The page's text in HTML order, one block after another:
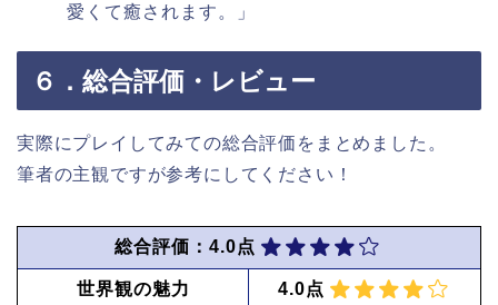
愛くて癒されます。」
６．総合評価・レビュー
実際にプレイしてみての総合評価をまとめました。
筆者の主観ですが参考にしてください！
総合評価：4.0点
世界観の魅力 4.0点